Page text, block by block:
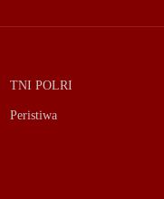
TNI POLRI
Peristiwa